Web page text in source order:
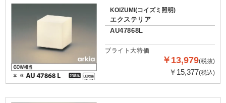
KOIZUMI(コイズミ照明)
エクステリア
AU47868L
ブライト大特価
￥13,979(税抜)
￥15,377(税込)